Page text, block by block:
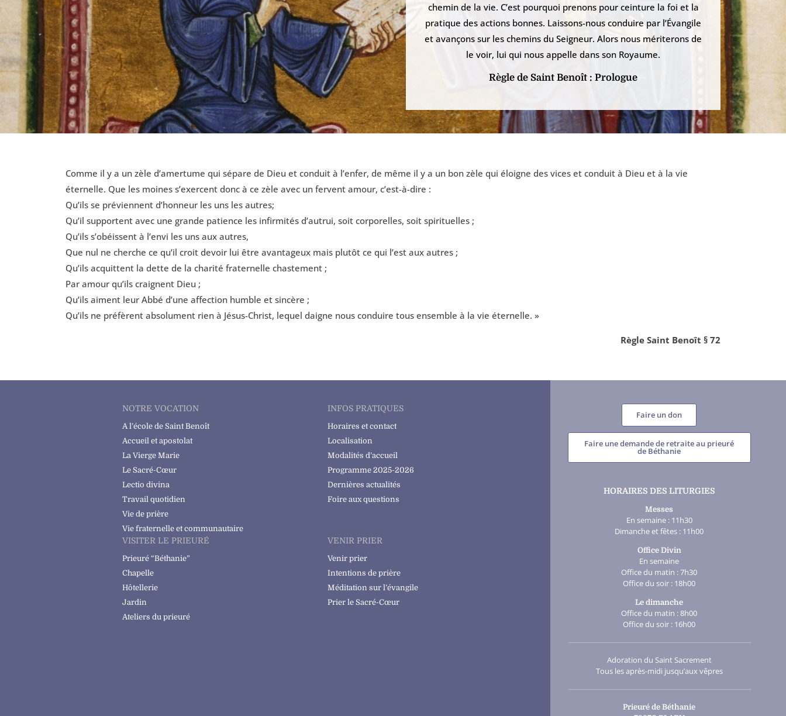
chemin de la vie. C’est pourquoi prenons pour ceinture la foi et la
pratique des actions bonnes. Laissons-nous conduire par l’Évangile
et avançons sur les chemins du Seigneur. Alors nous mériterons de
le voir, lui qui nous appelle dans son Royaume.
Règle de Saint Benoît : Prologue
Comme il y a un zèle d’amertume qui sépare de Dieu et conduit à l’enfer, de même il y a un bon zèle qui éloigne des vices et conduit à Dieu et à la vie
éternelle. Que les moines s’exercent donc à ce zèle avec un fervent amour, c’est-à-dire :
Qu’ils se préviennent d’honneur les uns les autres;
Qu’il supportent avec une grande patience les infirmités d’autrui, soit corporelles, soit spirituelles ;
Qu’ils s’obéissent à l’envi les uns aux autres,
Que nul ne cherche ce qu’il croit devoir lui être avantageux mais plutôt ce qui l’est aux autres ;
Qu’ils acquittent la dette de la charité fraternelle chastement ;
Par amour qu’ils craignent Dieu ;
Qu’ils aiment leur Abbé d’une affection humble et sincère ;
Qu’ils ne préfèrent absolument rien à Jésus-Christ, lequel daigne nous conduire tous ensemble à la vie éternelle. »
Règle Saint Benoît § 72
NOTRE VOCATION
A l’école de Saint Benoît
Accueil et apostolat
La Vierge Marie
Le Sacré-Cœur
Lectio divina
Travail quotidien
Vie de prière
Vie fraternelle et communautaire
INFOS PRATIQUES
Horaires et contact
Localisation
Modalités d’accueil
Programme 2025-2026
Dernières actualités
Foire aux questions
VISITER LE PRIEURÉ
Prieuré “Béthanie”
Chapelle
Hôtellerie
Jardin
Ateliers du prieuré
VENIR PRIER
Venir prier
Intentions de prière
Méditation sur l’évangile
Prier le Sacré-Cœur
Faire un don
Faire une demande de retraite au prieuré
de Béthanie
HORAIRES DES LITURGIES
Messes
En semaine : 11h30
Dimanche et fêtes : 11h00
Office Divin
En semaine
Office du matin : 7h30
Office du soir : 18h00
Le dimanche
Office du matin : 8h00
Office du soir : 16h00
Adoration du Saint Sacrement
Tous les après-midi jusqu’aux vêpres
Prieuré de Béthanie